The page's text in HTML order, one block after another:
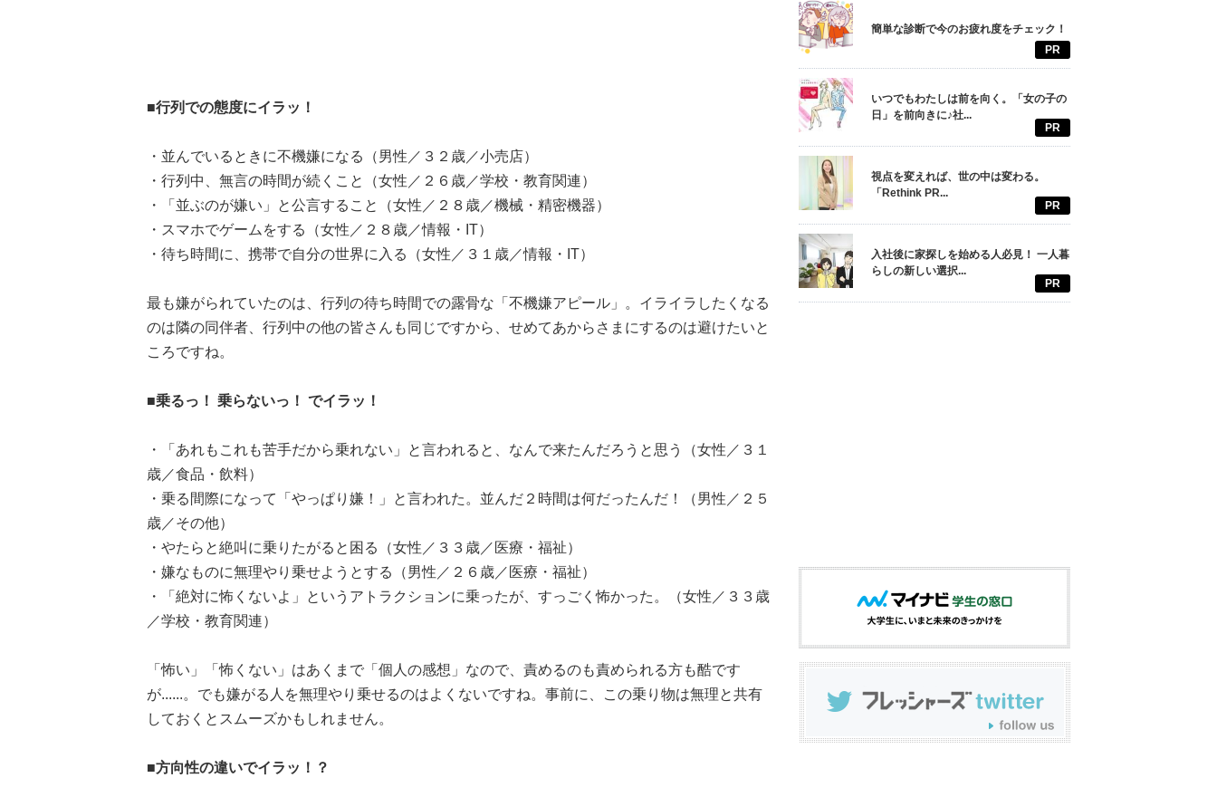
■行列での態度にイラッ！
・並んでいるときに不機嫌になる（男性／３２歳／小売店）
・行列中、無言の時間が続くこと（女性／２６歳／学校・教育関連）
・「並ぶのが嫌い」と公言すること（女性／２８歳／機械・精密機器）
・スマホでゲームをする（女性／２８歳／情報・IT）
・待ち時間に、携帯で自分の世界に入る（女性／３１歳／情報・IT）
最も嫌がられていたのは、行列の待ち時間での露骨な「不機嫌アピール」。イライラしたくなる
のは隣の同伴者、行列中の他の皆さんも同じですから、せめてあからさまにするのは避けたいと
ころですね。
■乗るっ！ 乗らないっ！ でイラッ！
・「あれもこれも苦手だから乗れない」と言われると、なんで来たんだろうと思う（女性／３１
歳／食品・飲料）
・乗る間際になって「やっぱり嫌！」と言われた。並んだ２時間は何だったんだ！（男性／２５
歳／その他）
・やたらと絶叫に乗りたがると困る（女性／３３歳／医療・福祉）
・嫌なものに無理やり乗せようとする（男性／２６歳／医療・福祉）
・「絶対に怖くないよ」というアトラクションに乗ったが、すっごく怖かった。（女性／３３歳
／学校・教育関連）
「怖い」「怖くない」はあくまで「個人の感想」なので、責めるのも責められる方も酷です
が......。でも嫌がる人を無理やり乗せるのはよくないですね。事前に、この乗り物は無理と共有
しておくとスムーズかもしれません。
■方向性の違いでイラッ！？
簡単な診断で今のお疲れ度をチェック！
PR
いつでもわたしは前を向く。「女の子の
日」を前向きに♪社...
PR
視点を変えれば、世の中は変わる。
「Rethink PR...
PR
入社後に家探しを始める人必見！ 一人暮
らしの新しい選択...
PR